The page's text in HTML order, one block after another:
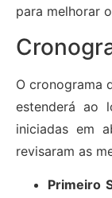
para melhorar
O cronograma
estenderá ao
iniciadas em
revisaram as
Primeiro